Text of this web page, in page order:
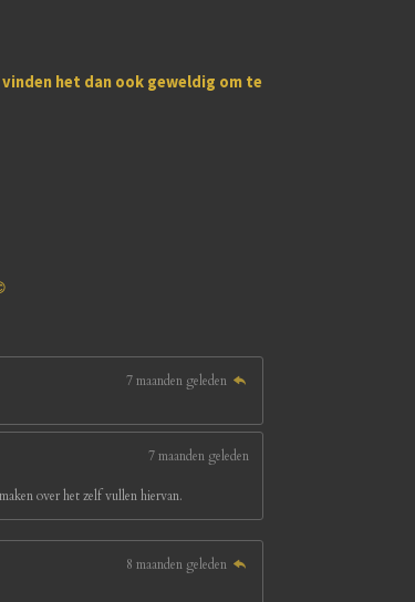
vinden het dan ook geweldig om te
7 maanden geleden
7 maanden geleden
over het zelf vullen hiervan.
8 maanden geleden